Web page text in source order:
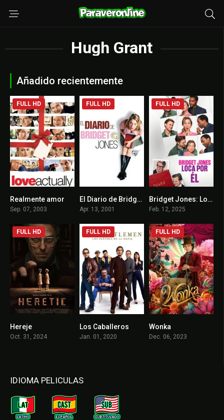
Hugh Grant
Añadido recientemente
7.5
FULL HD
Realmente amor
Sep. 07, 2003
6.8
FULL HD
El Diario de Bridget Jones
Apr. 13, 2001
6.7
FULL HD
Bridget Jones: Loca por él
Feb. 12, 2025
FULL HD
Hereje
Oct. 31, 2024
FULL HD
Los Caballeros
Jan. 01, 2020
FULL HD
Wonka
Dec. 06, 2023
IDIOMA PELICULAS